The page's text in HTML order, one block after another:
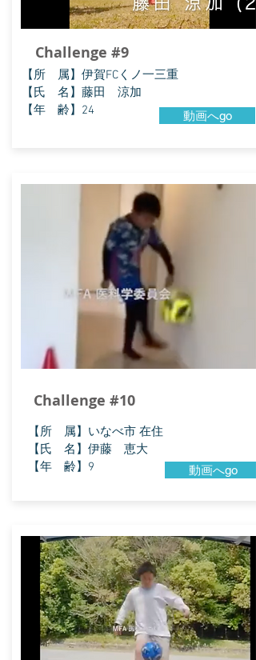
Challenge #9
​【所 属】伊賀FCくノ一三重
【氏 名】藤田 涼加
【年 齢】24
動画へgo
Challenge #10
​【所 属】いなべ市 在住
【氏 名】伊藤 恵大
【年 齢】9
動画へgo